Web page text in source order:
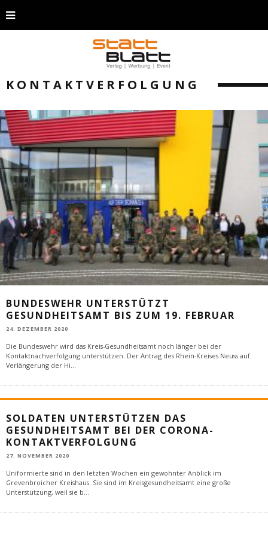
KONTAKTVERFOLGUNG
BUNDESWEHR UNTERSTÜTZT
GESUNDHEITSAMT BIS ZUM 19. FEBRUAR
24. DEZEMBER 2020
Die Bundeswehr wird das Kreis-Gesundheitsamt noch länger bei der
Kontaktnachverfolgung unterstützen. Der Antrag des Rhein-Kreises Neuss auf
Verlängerung der Hi...
SOLDATEN UNTERSTÜTZEN DAS
GESUNDHEITSAMT BEI DER CORONA-
KONTAKTVERFOLGUNG
27. NOVEMBER 2020
Uniformierte sind in den letzten Wochen ein gewohnter Anblick im
Grevenbroicher Kreishaus. Sie sind im Kreisgesundheitsamt eine große
Unterstützung, weil sie b...